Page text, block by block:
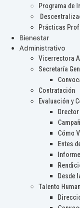
Programa de
Prácticas
Bienestar
Administrativo
Vicerrectora
Secretaría
Contratación
Evaluación y
Cómo
Entes
Desde
Talento